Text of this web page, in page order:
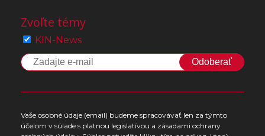
Zvoľte témy
KIN-News
Odoberať
Vaše osobné údaje (email) budeme spracovávať len za týmto
účelom v súlade s platnou legislatívou a zásadami ochrany